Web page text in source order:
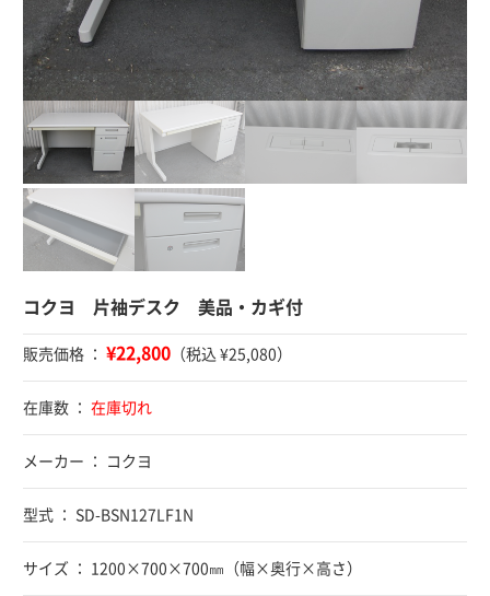
コクヨ 片袖デスク 美品・カギ付
販売価格 ： ¥22,800 （税込 ¥25,080）
在庫数 ： 在庫切れ
メーカー ： コクヨ
型式 ： SD-BSN127LF1N
サイズ ： 1200×700×700㎜（幅×奥行×高さ）